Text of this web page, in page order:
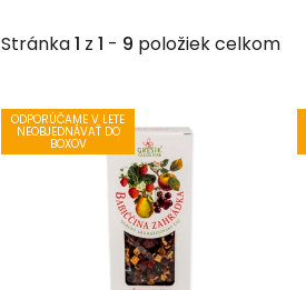
Stránka1 z 1 - 9 položiek celkom
VODPORÚČAME V LETE
NEOBJEDNÁVAŤ DO
BOXOV